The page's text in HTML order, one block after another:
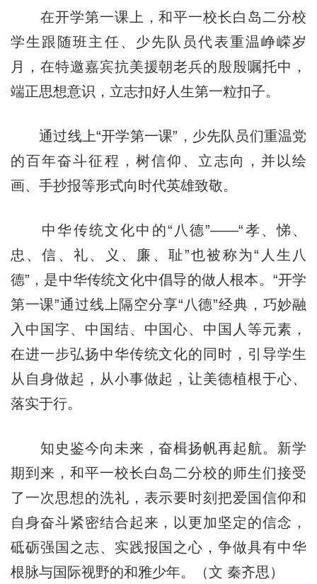
在开学第一课上，和平一校长白岛二分校
学生跟随班主任、少先队员代表重温峥嵘岁
月，在特邀嘉宾抗美援朝老兵的殷殷嘱托中，
端正思想意识，立志扣好人生第一粒扣子。
通过线上“开学第一课”，少先队员们重温党
的百年奋斗征程，树信仰、立志向，并以绘
画、手抄报等形式向时代英雄致敬。
中华传统文化中的“八德”——“孝、悌、
忠、信、礼、义、廉、耻”也被称为“人生八
德”，是中华传统文化中倡导的做人根本。“开学
第一课”通过线上隔空分享“八德”经典，巧妙融
入中国字、中国结、中国心、中国人等元素，
在进一步弘扬中华传统文化的同时，引导学生
从自身做起，从小事做起，让美德植根于心、
落实于行。
知史鉴今向未来，奋楫扬帆再起航。新学
期到来，和平一校长白岛二分校的师生们接受
了一次思想的洗礼，表示要时刻把爱国信仰和
自身奋斗紧密结合起来，以更加坚定的信念，
砥砺强国之志、实践报国之心，争做具有中华
根脉与国际视野的和雅少年。（文 秦齐思）